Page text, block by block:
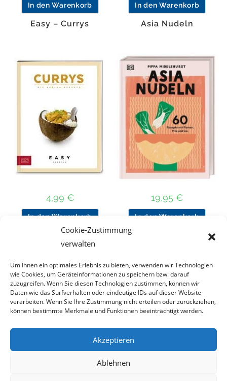
Cookie-Zustimmung
verwalten
Um Ihnen ein optimales Erlebnis zu bieten, verwenden wir Technologien
wie Cookies, um Geräteinformationen zu speichern bzw. darauf
zuzugreifen. Wenn Sie diesen Technologien zustimmen, können wir
Daten wie das Surfverhalten oder eindeutige IDs auf dieser Website
verarbeiten. Wenn Sie Ihre Zustimmung nicht erteilen oder zurückziehen,
können bestimmte Merkmale und Funktionen beeinträchtigt werden.
Akzeptieren
Ablehnen
In den Warenkorb In den Warenkorb
Easy – Currys
4,99 €
In den Warenkorb
Asia Nudeln
19,95 €
In den Warenkorb
Nach Preis filtern
Kategorie
auswählen
Datenschutz
Haftungsausschluss